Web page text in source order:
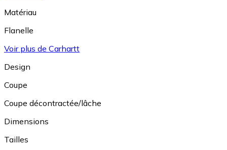
Matériau
Flanelle
Voir plus de Carhartt
Design
Coupe
Coupe décontractée/lâche
Dimensions
Tailles